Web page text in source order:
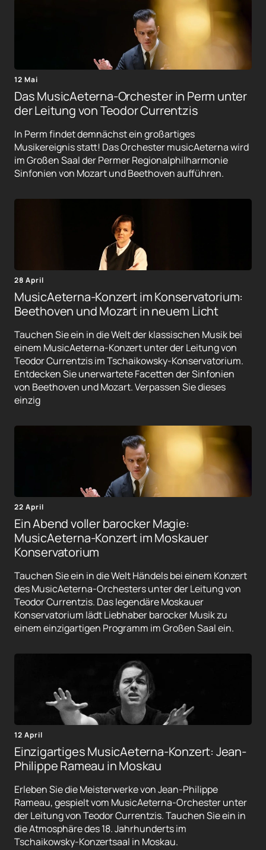
12 Mai
Das MusicAeterna-Orchester in Perm unter
der Leitung von Teodor Currentzis
In Perm findet demnächst ein großartiges
Musikereignis statt! Das Orchester musicAeterna wird
im Großen Saal der Permer Regionalphilharmonie
Sinfonien von Mozart und Beethoven aufführen.
28 April
MusicAeterna-Konzert im Konservatorium:
Beethoven und Mozart in neuem Licht
Tauchen Sie ein in die Welt der klassischen Musik bei
einem MusicAeterna-Konzert unter der Leitung von
Teodor Currentzis im Tschaikowsky-Konservatorium.
Entdecken Sie unerwartete Facetten der Sinfonien
von Beethoven und Mozart. Verpassen Sie dieses
einzig
22 April
Ein Abend voller barocker Magie:
MusicAeterna-Konzert im Moskauer
Konservatorium
Tauchen Sie ein in die Welt Händels bei einem Konzert
des MusicAeterna-Orchesters unter der Leitung von
Teodor Currentzis. Das legendäre Moskauer
Konservatorium lädt Liebhaber barocker Musik zu
einem einzigartigen Programm im Großen Saal ein.
12 April
Einzigartiges MusicAeterna-Konzert: Jean-
Philippe Rameau in Moskau
Erleben Sie die Meisterwerke von Jean-Philippe
Rameau, gespielt vom MusicAeterna-Orchester unter
der Leitung von Teodor Currentzis. Tauchen Sie ein in
die Atmosphäre des 18. Jahrhunderts im
Tschaikowsky-Konzertsaal in Moskau.